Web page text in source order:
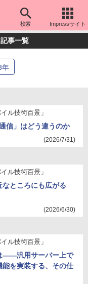
検索 Impressサイト
事一覧
年
ル技術百景」
信」はどう違うのか
(2026/7/31)
ル技術百景」
ところにも広がる
(2026/6/30)
ル技術百景」
――汎用サーバー上で
を実装する、その仕